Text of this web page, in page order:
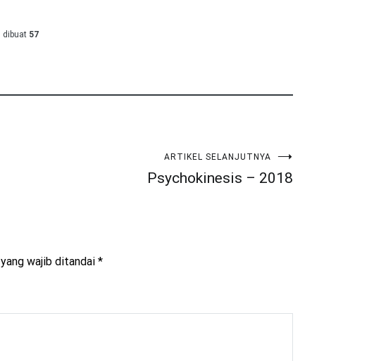
dibuat 57
ARTIKEL SELANJUTNYA
Psychokinesis – 2018
wajib ditandai *